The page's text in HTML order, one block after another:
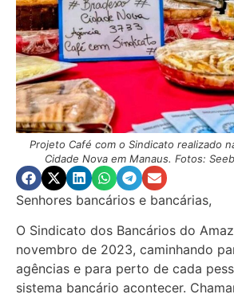
Projeto Café com o Sindicato realizado
Cidade Nova em Manaus. Fotos:
Senhores bancários e bancárias,
O Sindicato dos Bancários do
novembro de 2023, caminhando
agências e para perto de cada
sistema bancário acontecer.